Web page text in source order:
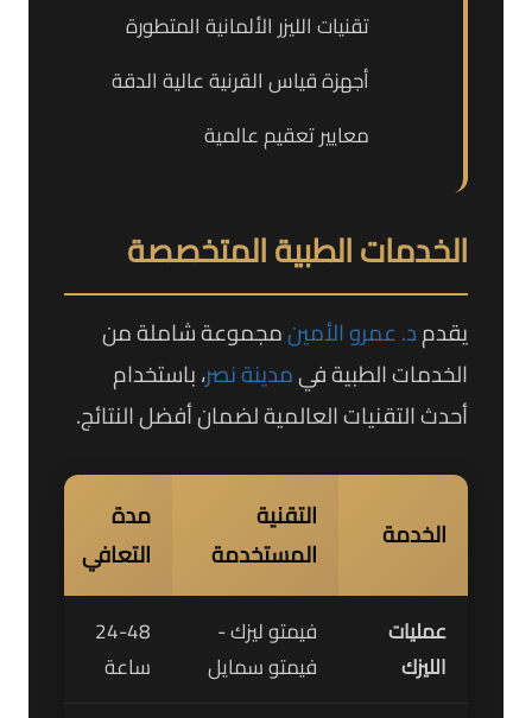
تقنيات الليزر الألمانية المتطورة
أجهزة قياس القرنية عالية الدقة
معايير تعقيم عالمية
الخدمات الطبية المتخصصة
يقدمد. عمرو الأمينمجموعة شاملة من
الخدمات الطبية فيمدينة نصر، باستخدام
أحدث التقنيات العالمية لضمان أفضل النتائج.
الخدمة
التقنية
المستخدمة
مدة
التعافي
عمليات
الليزك
فيمتو ليزك -
فيمتو سمايل
24-48
ساعة